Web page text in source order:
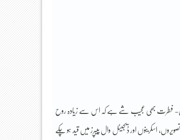
لگتا ہوں- فطرت بھی عجیب شے ہے کہ اس سے زیادہ روح
اسکرینوں اور ڈیجیٹل وال پیپرز میں قید ہو چکے